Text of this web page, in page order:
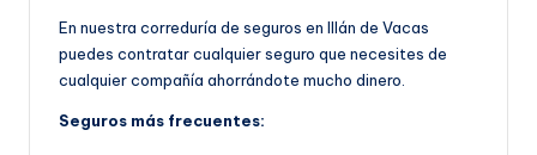
En nuestra correduría de seguros en Illán de Vacas
puedes contratar cualquier seguro que necesites de
cualquier compañía ahorrándote mucho dinero.
Seguros más frecuentes: